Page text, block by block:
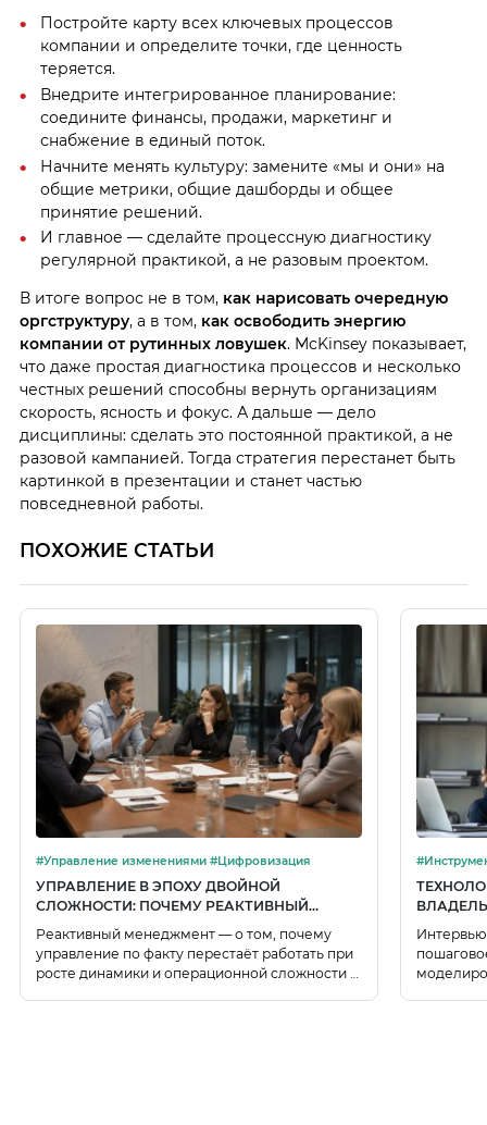
Постройте карту всех ключевых процессов
компании и определите точки, где ценность
теряется.
Внедрите интегрированное планирование:
соедините финансы, продажи, маркетинг и
снабжение в единый поток.
Начните менять культуру: замените «мы и они» на
общие метрики, общие дашборды и общее
принятие решений.
И главное — сделайте процессную диагностику
регулярной практикой, а не разовым проектом.
В итоге вопрос не в том, как нарисовать очередную
оргструктуру, а в том, как освободить энергию
компании от рутинных ловушек. McKinsey показывает,
что даже простая диагностика процессов и несколько
честных решений способны вернуть организациям
скорость, ясность и фокус. А дальше — дело
дисциплины: сделать это постоянной практикой, а не
разовой кампанией. Тогда стратегия перестанет быть
картинкой в презентации и станет частью
повседневной работы.
ПОХОЖИЕ СТАТЬИ
#Управление изменениями #Цифровизация
УПРАВЛЕНИЕ В ЭПОХУ ДВОЙНОЙ
СЛОЖНОСТИ: ПОЧЕМУ РЕАКТИВНЫЙ
МЕНЕДЖМЕНТ НЕ ПОСПЕВАЕТ ЗА
Реактивный менеджмент — о том, почему
управление по факту перестаёт работать при
росте динамики и операционной сложности и